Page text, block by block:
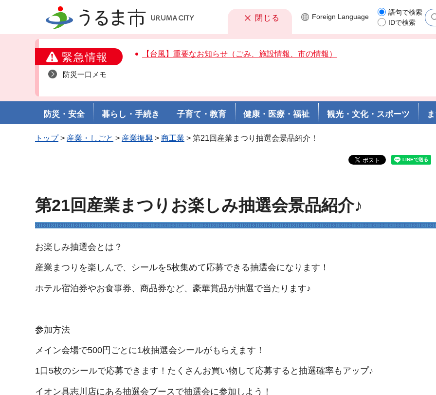
うるま市 閉じる
緊急情報
防災一口メモ
【台風】重要なお知らせ（ごみ、施設情報、市の情報）
Foreign Language
語句で検索
IDで検索
防災・安全 暮らし・手続き 子育て・教育 健康・医療・福祉 観光・文化・スポーツ
トップ> 産業・しごと > 産業振興 > 商工業 > 第21回産業まつり抽選会景品紹介！
第21回産業まつりお楽しみ抽選会景品紹介♪
お楽しみ抽選会とは？
産業まつりを楽しんで、シールを5枚集めて応募できる抽選会になります！
ホテル宿泊券やお食事券、商品券など、豪華賞品が抽選で当たります♪
参加方法
メイン会場で500円ごとに1枚抽選会シールがもらえます！
1口5枚のシールで応募できます！たくさんお買い物して応募すると抽選確率もアップ♪
イオン具志川店にある抽選会ブースで抽選会に参加しよう！